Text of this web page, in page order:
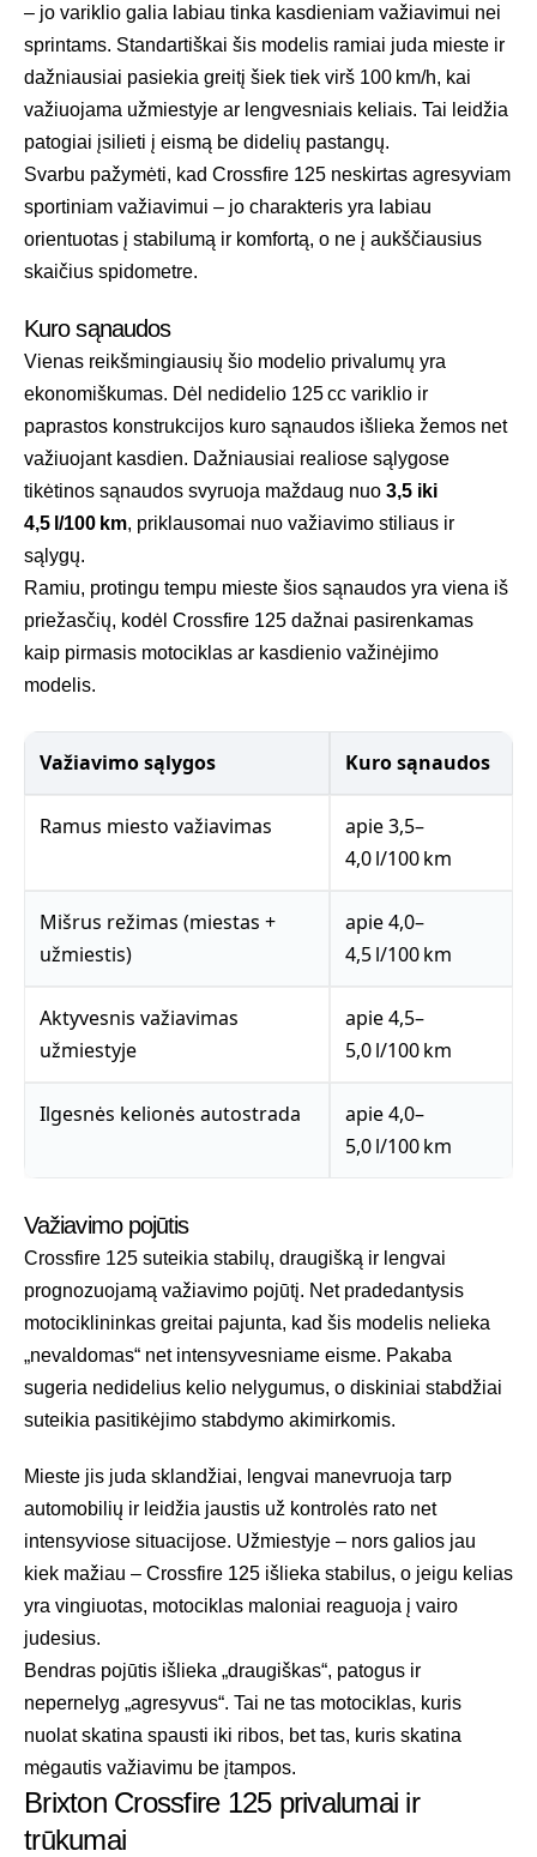
– jo variklio galia labiau tinka kasdieniam važiavimui nei
sprintams. Standartiškai šis modelis ramiai juda mieste ir
dažniausiai pasiekia greitį šiek tiek virš 100 km/h, kai
važiuojama užmiestyje ar lengvesniais keliais. Tai leidžia
patogiai įsilieti į eismą be didelių pastangų.
Svarbu pažymėti, kad Crossfire 125 neskirtas agresyviam
sportiniam važiavimui – jo charakteris yra labiau
orientuotas į stabilumą ir komfortą, o ne į aukščiausius
skaičius spidometre.
Kuro sąnaudos
Vienas reikšmingiausių šio modelio privalumų yra
ekonomiškumas. Dėl nedidelio 125 cc variklio ir
paprastos konstrukcijos kuro sąnaudos išlieka žemos net
važiuojant kasdien. Dažniausiai realiose sąlygose
tikėtinos sąnaudos svyruoja maždaug nuo 3,5 iki
4,5 l/100 km, priklausomai nuo važiavimo stiliaus ir
sąlygų.
Ramiu, protingu tempu mieste šios sąnaudos yra viena iš
priežasčių, kodėl Crossfire 125 dažnai pasirenkamas
kaip pirmasis motociklas ar kasdienio važinėjimo
modelis.
Važiavimo sąlygos Kuro sąnaudos
Ramus miesto važiavimas
apie 3,5–
4,0 l/100 km
Mišrus režimas (miestas +
užmiestis)
apie 4,0–
4,5 l/100 km
Aktyvesnis važiavimas
užmiestyje
apie 4,5–
5,0 l/100 km
Ilgesnės kelionės autostrada
apie 4,0–
5,0 l/100 km
Važiavimo pojūtis
Crossfire 125 suteikia stabilų, draugišką ir lengvai
prognozuojamą važiavimo pojūtį. Net pradedantysis
motociklininkas greitai pajunta, kad šis modelis nelieka
„nevaldomas“ net intensyvesniame eisme. Pakaba
sugeria nedidelius kelio nelygumus, o diskiniai stabdžiai
suteikia pasitikėjimo stabdymo akimirkomis.
Mieste jis juda sklandžiai, lengvai manevruoja tarp
automobilių ir leidžia jaustis už kontrolės rato net
intensyviose situacijose. Užmiestyje – nors galios jau
kiek mažiau – Crossfire 125 išlieka stabilus, o jeigu kelias
yra vingiuotas, motociklas maloniai reaguoja į vairo
judesius.
Bendras pojūtis išlieka „draugiškas“, patogus ir
nepernelyg „agresyvus“. Tai ne tas motociklas, kuris
nuolat skatina spausti iki ribos, bet tas, kuris skatina
mėgautis važiavimu be įtampos.
Brixton Crossfire 125 privalumai ir
trūkumai